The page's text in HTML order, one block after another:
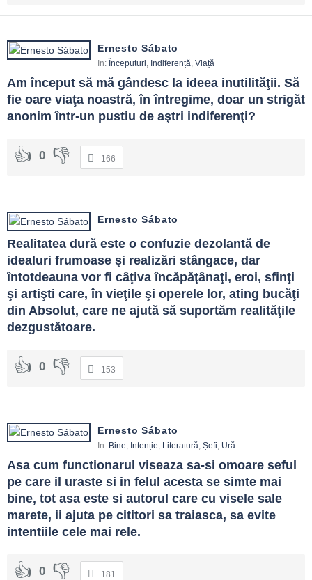
Ernesto Sábato
In: Începuturi Indiferență Viață
Am început să mă gândesc la ideea inutilităţii. Să
fie oare viaţa noastră, în întregime, doar un strigăt
anonim într-un pustiu de aştri indiferenţi?
0 166
Ernesto Sábato
Realitatea dură este o confuzie dezolantă de
idealuri frumoase şi realizări stângace, dar
întotdeauna vor fi câţiva încăpăţânaţi, eroi, sfinţi
şi artişti care, în vieţile şi operele lor, ating bucăţi
din Absolut, care ne ajută să suportăm realităţile
dezgustătoare.
0 153
Ernesto Sábato
In: Bine, Intenție, Literatură, Șefi, Ură
Asa cum functionarul viseaza sa-si omoare seful
pe care il uraste si in felul acesta se simte mai
bine, tot asa este si autorul care cu visele sale
marete, ii ajuta pe cititori sa traiasca, sa evite
intentiile cele mai rele.
0 181